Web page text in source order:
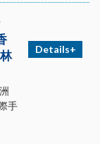
手
Details+